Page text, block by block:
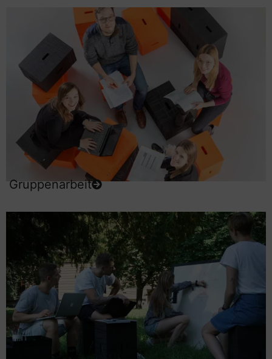
Gruppenarbeit